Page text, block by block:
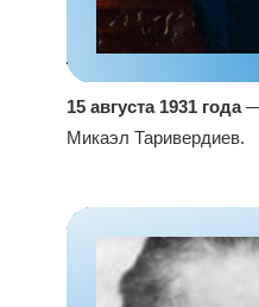
15 августа 1931 года—
Микаэл Таривердиев.